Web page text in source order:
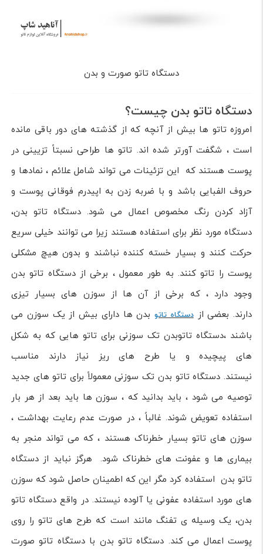
دستگاه تاتو صورت و بدن
دستگاه تاتو بدن چیست؟
امروزه تاتو ها بیش از آنچه که از گذشته های دور باقی مانده
است ، شگفت آورتر شده اند. تاتو ها طراحی نسبتاً تزیینی در
پوست هستند که این تزئینات می تواند شامل علائم ، نمادها و
حروف الفبایی باشد و با ضربه زدن به اپیدرم فوقانی پوست و
آزاد کردن رنگ مخصوص اعمال می شود. دستگاه تاتو بدن،
دستگاه مورد نظر برای استفاده هستند زیرا می توانند خیلی سریع
حرکت کنند و بسیار خسته کننده نباشند و بدون هیچ مشکلی
پوست را تاتو کنند. به طور معمول ، برخی از دستگاه تاتو بدن
وجود دارد ، که برخی از آن ها از سوزن های بسیار تیزی
دارند. بعضی ازدستگاه تاتو بدن ها دارای بیش از یک سوزن می
باشند ،دستگاه تاتوبدن تک سوزنی برای تاتو هایی که به شکل
های پیچیده و یا طرح های ریز نیاز دارند مناسب
نیستند. دستگاه تاتو بدن تک سوزنی معمولاً برای تاتو های جدید
توصیه می شود ، باید بدانید که ، سوزن ها باید بعد از هر بار
استفاده تعویض شوند. غالباً ، در صورت عدم رعایت بهداشت ،
سوزن های تاتو بسیار خطرناک هستند ، که می تواند منجر به
بیماری ها و عفونت های خطرناک شود. هرگز نباید از دستگاه
تاتو بدن استفاده کرد مگر این که اطمینان حاصل شود که سوزن
های مورد استفاده عفونی یا آلوده نیستند. در واقع دستگاه تاتو
بدن، یک وسیله ی تفنگ مانند است که طرح های تاتو را روی
پوست اعمال می کند. دستگاه تاتو بدن با دستگاه تاتو صورت